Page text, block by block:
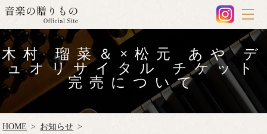
木村 瑠菜＆×松元 あや デ
ュオリサイタル チケット
完売について
HOME
お知らせ